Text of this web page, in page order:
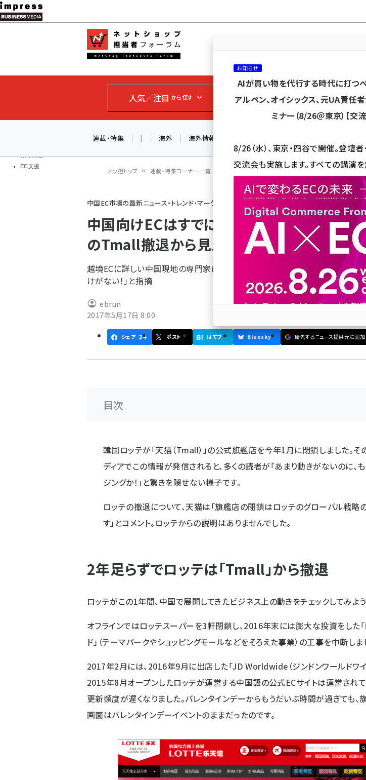
メ
イ
ン
ツ
移
教育講座
EC支援
人気／注目 から探す カテゴリ／種別 から探す セミ
連載・特集 | 海外 海外情報
ン
く
ず
ネッ担トップ 連載・特集コーナー一覧 中国EC市場の最新ニュース・トレンド・マーケティング情
中国EC市場の最新ニュース・トレンド・マーケティング情報ウォッチ
中国向けECはすでにレッドオーシャン? 韓
のTmall撤退から見える進出企業の課題
越境ECに詳しい中国現地の専門家は「中国でのビジネスはそんなに簡単なの
けがない！」と指摘
ebrun
2017年5月17日 8:00
シェア 24 ポスト はてブ Bluesky 優先するニュース提供元に追加
目次
韓国ロッテが「天猫（Tmall）」の公式旗艦店を今年1月に閉鎖しました。そ
ディアでこの情報が発信されると、多くの読者が「あまり動きがないのに、
ジングか！」と驚きを隠せない様子です。
ロッテの撤退について、天猫は「旗艦店の閉鎖はロッテのグローバル戦略
す」とコメント。ロッテからの説明はありませんでした。
2年足らずでロッテは「Tmall」から撤退
ロッテがこの1年間、中国で展開してきたビジネス上の動きをチェックしてみよう
オフラインではロッテスーパーを3軒閉鎖し、2016年末には膨大な投資をした
ド」（テーマパークやショッピングモールなどをそろえた事業）の工事を中断しま
2017年2月には、2016年9月に出店した「JD Worldwide（ジンドンワールドワイ
2015年8月オープンしたロッテが運営する中国語の公式ECサイトは運営されて
更新頻度が遅くなりました。バレンタインデーからもうだいぶ時間が過ぎても
画面はバレンタインデーイベントのままだったのです。
お知らせ
AIが買い物を代行する時代に打つべ
アルペン、オイシックス、元UA責任
ミナー（8/26＠東京）【交
8/26（水）、東京・四谷で開催。登壇
交流会も実施します。すべての講演
参加登録はこちら↑